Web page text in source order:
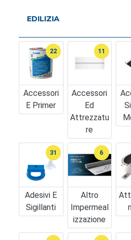
EDILIZIA
Accessori
E Primer
22
Accessori
Ed
Attrezzatu
Re
11
Adesivi E
Sigillanti
31
Altro
Impermeal
Izzazione
6